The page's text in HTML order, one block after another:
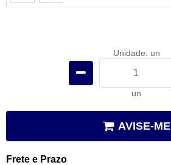
Unidade: un
un
AVISE-ME
Frete e Prazo